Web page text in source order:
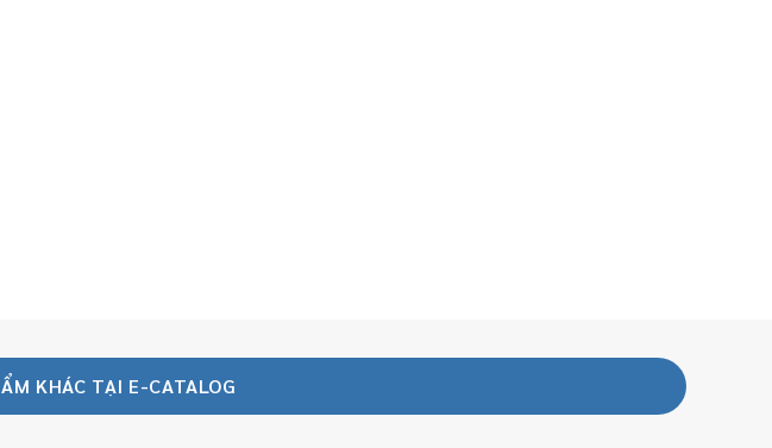
KHÁC TẠI E-CATALOG